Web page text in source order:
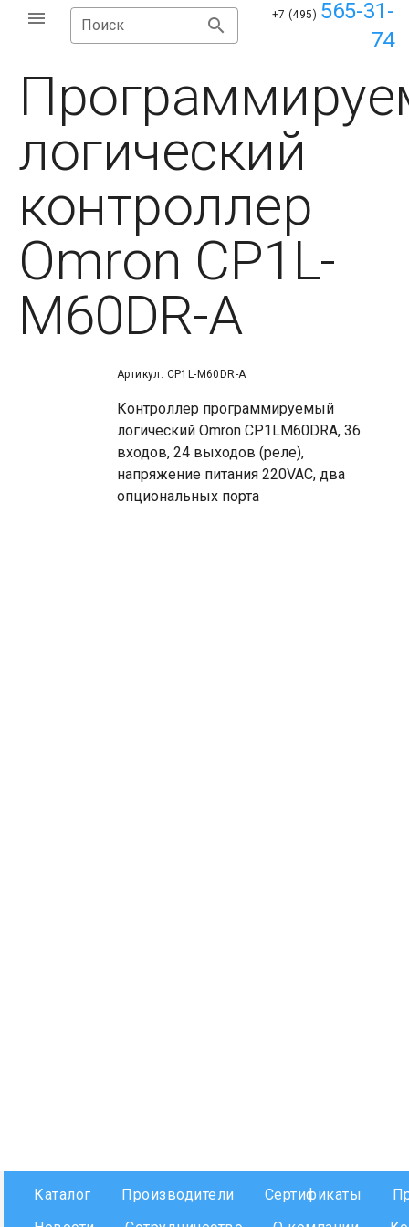
Поиск
+7 (495) 565-31-
74
логический
контроллер
Omron CP1L-
M60DR-A
Артикул: CP1L-M60DR-A
Контроллер программируемый
логический Omron CP1LM60DRA, 36
входов, 24 выходов (реле),
напряжение питания 220VAC, два
опциональных порта
Каталог Производители Сертификаты